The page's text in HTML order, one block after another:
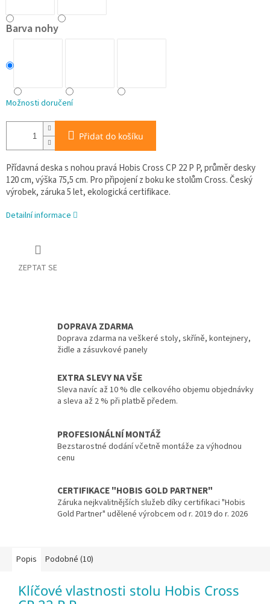
Barva nohy
Možnosti doručení
Přidat do košíku
Přídavná deska s nohou pravá Hobis Cross CP 22 P P, průměr desky
120 cm, výška 75,5 cm. Pro připojení z boku ke stolům Cross. Český
výrobek, záruka 5 let, ekologická certifikace.
Detailní informace
ZEPTAT SE
DOPRAVA ZDARMA
Doprava zdarma na veškeré stoly, skříně, kontejnery,
židle a zásuvkové panely
EXTRA SLEVY NA VŠE
Sleva navíc až 10 % dle celkového objemu objednávky
a sleva až 2 % při platbě předem.
PROFESIONÁLNÍ MONTÁŽ
Bezstarostné dodání včetně montáže za výhodnou
cenu
CERTIFIKACE "HOBIS GOLD PARTNER"
Záruka nejkvalitnějších služeb díky certifikaci "Hobis
Gold Partner" udělené výrobcem od r. 2019 do r. 2026
Popis Podobné (10)
Klíčové vlastnosti stolu Hobis Cross